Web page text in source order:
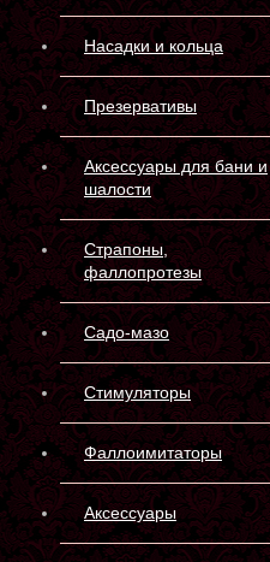
Насадки и кольца
Презервативы
Аксессуары для бани и
шалости
Страпоны,
фаллопротезы
Садо-мазо
Стимуляторы
Фаллоимитаторы
Аксессуары